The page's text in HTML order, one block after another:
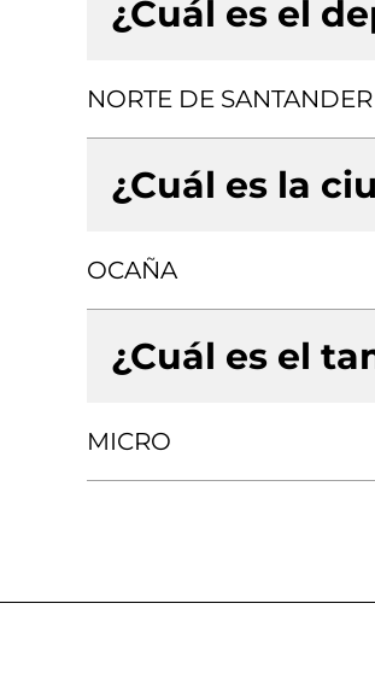
¿Cuál es el
NORTE DE SANTANDER
¿Cuál es la
OCAÑA
¿Cuál es el
MICRO